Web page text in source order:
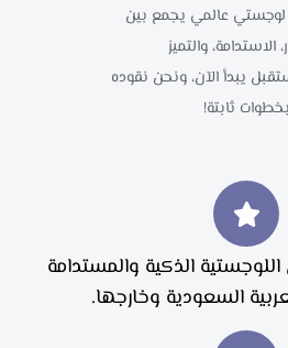
عالمي يجمع بين
الاستدامة، والتميز
يبدأ الآن، ونحن نقوده
ثابتة!
الذكية والمستدامة
السعودية وخارجها.